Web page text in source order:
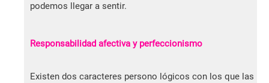
podemos llegar a sentir.
Responsabilidad afectiva y perfeccionismo
Existen dos caracteres persono lógicos con los que las